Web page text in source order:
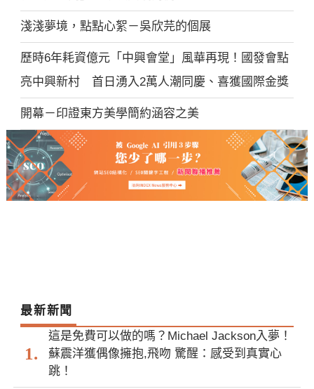
淺淺夢境，點點心絮－吳欣芫的個展
歷時6年耗資億元「中興會堂」風華再現！國發會點
亮中興新村 首日湧入2萬人潮同慶、喜獲國際金獎
開幕－印證東方美學簡約涵容之美
最新新聞
這是免費可以做的嗎？Michael Jackson入夢！
蘇震洋獲偶像擁抱,飛吻 驚醒：感受到真實心
跳！